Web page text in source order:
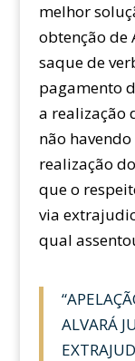
melhor
obtenção de
saque de
pagamento
a realização
não
realização
que o
via
qual
ALVARÁ